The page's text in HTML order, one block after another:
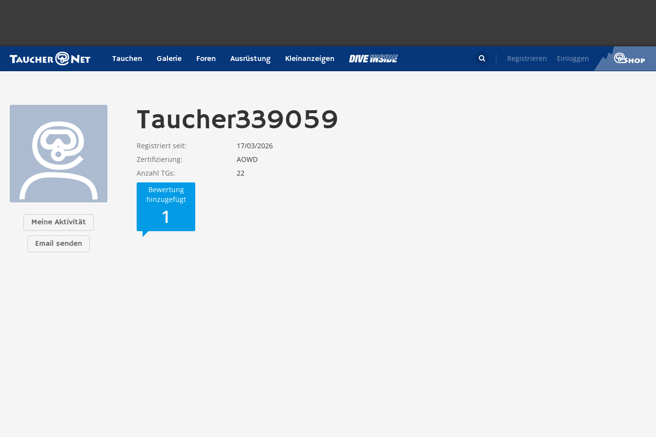
Tauchen Galerie Foren Ausrüstung Kleinanzeigen Registrieren Einloggen

Meine Aktivität
Email senden
Taucher339059
Registriert seit
17/03/2026
Zertifizierung
AOWD
Anzahl TGs
22
Bewertung
hinzugefügt
1